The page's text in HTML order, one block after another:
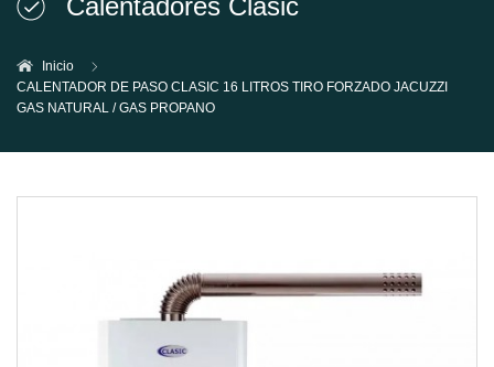
Calentadores Clasic
Inicio
CALENTADOR DE PASO CLASIC 16 LITROS TIRO FORZADO JACUZZI
GAS NATURAL / GAS PROPANO